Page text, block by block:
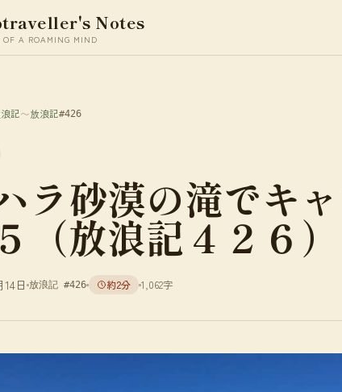
Notes
OF A ROAMING MIND
記〜放浪記#426
ラ砂漠の滝でキ
（放浪記４２６）
14日 放浪記 #426 約2分 1,062字